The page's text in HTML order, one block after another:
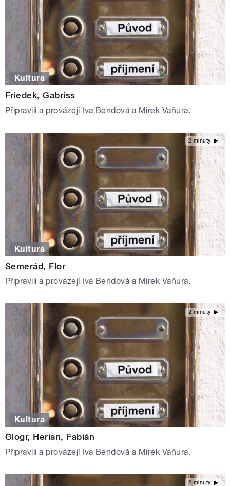
Kultura
Friedek, Gabriss
Připravili a provázejí Iva Bendová a Mirek Vaňura.
2 minuty
Kultura
Semerád, Flor
Připravili a provázejí Iva Bendová a Mirek Vaňura.
2 minuty
Kultura
Glogr, Herian, Fabián
Připravili a provázejí Iva Bendová a Mirek Vaňura.
2 minuty